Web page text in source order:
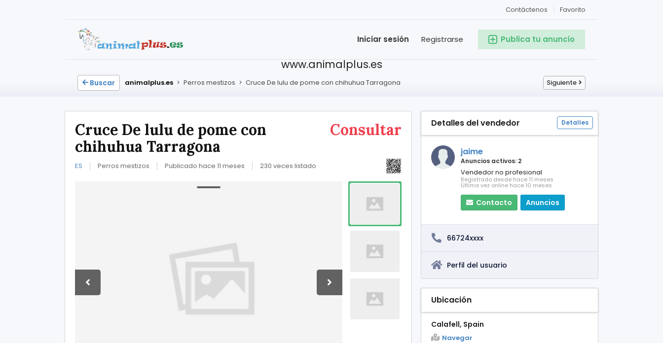
Favorito
Contáctenos
Publica tu anuncio
Registrarse
Iniciar sesión
www.animalplus.es
Buscar animalplus.es > Perros mestizos > Cruce De lulu de pome con chihuhua Tarragona Siguiente
Consultar
Cruce De lulu de pome con
chihuhua Tarragona
ES Perros mestizos Publicado hace 11 meses 230 veces listado
Detalles del vendedor Detalles
jaime
Anuncios activos: 2
Vendedor no profesional
Registrado desde hace 11 meses
Última vez online hace 10 meses
Contacto Anuncios
66724xxxx
Perfil del usuario
Ubicación
Calafell, Spain
Navegar